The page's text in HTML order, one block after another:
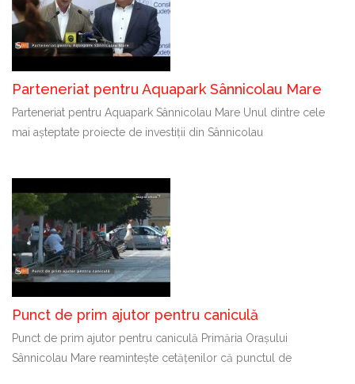
Parteneriat pentru Aquapark Sânnicolau Mare
Parteneriat pentru Aquapark Sânnicolau Mare Unul dintre cele
mai așteptate proiecte de investiții din Sânnicolau
Punct de prim ajutor pentru caniculă
Punct de prim ajutor pentru caniculă Primăria Orașului
Sânnicolau Mare reamintește cetățenilor că punctul de